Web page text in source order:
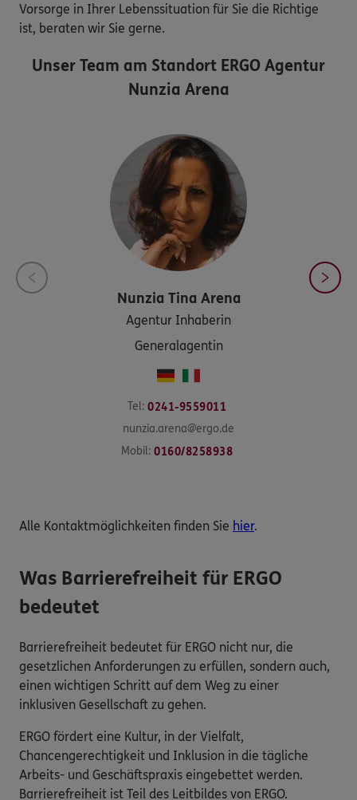
Vorsorge in Ihrer Lebenssituation für Sie die Richtige
ist, beraten wir Sie gerne.
Unser Team am Standort ERGO Agentur
Nunzia Arena
Nunzia Tina Arena
Agentur Inhaberin
Generalagentin
Tel: 0241-9559011
nunzia.arena@ergo.de
Mobil: 0160/8258938
Alle Kontaktmöglichkeiten finden Sie hier.
Was Barrierefreiheit für ERGO
bedeutet
Barrierefreiheit bedeutet für ERGO nicht nur, die
gesetzlichen Anforderungen zu erfüllen, sondern auch,
einen wichtigen Schritt auf dem Weg zu einer
inklusiven Gesellschaft zu gehen.
ERGO fördert eine Kultur, in der Vielfalt,
Chancengerechtigkeit und Inklusion in die tägliche
Arbeits- und Geschäftspraxis eingebettet werden.
Barrierefreiheit ist Teil des Leitbildes von ERGO.